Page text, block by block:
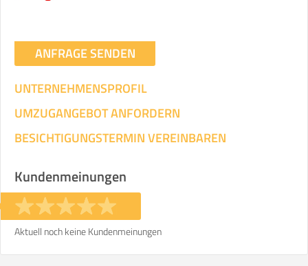
Ihre Angaben:
am
Selbst umziehen
ANFRAGE SENDEN
UNTERNEHMENSPROFIL
UMZUGANGEBOT ANFORDERN
BESICHTIGUNGSTERMIN VEREINBAREN
Kundenmeinungen
Aktuell noch keine Kundenmeinungen